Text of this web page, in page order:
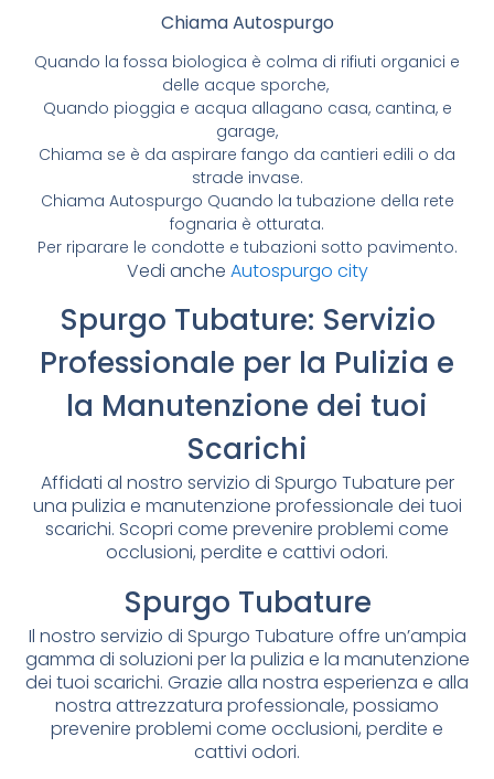
Chiama Autospurgo
Quando la fossa biologica è colma di rifiuti organici e
delle acque sporche,
Quando pioggia e acqua allagano casa, cantina, e
garage,
Chiama se è da aspirare fango da cantieri edili o da
strade invase.
Chiama Autospurgo Quando la tubazione della rete
fognaria è otturata.
Per riparare le condotte e tubazioni sotto pavimento.
Vedi anche Autospurgo city
Spurgo Tubature: Servizio
Professionale per la Pulizia e
la Manutenzione dei tuoi
Scarichi
Affidati al nostro servizio di Spurgo Tubature per
una pulizia e manutenzione professionale dei tuoi
scarichi. Scopri come prevenire problemi come
occlusioni, perdite e cattivi odori.
Spurgo Tubature
Il nostro servizio di Spurgo Tubature offre un’ampia
gamma di soluzioni per la pulizia e la manutenzione
dei tuoi scarichi. Grazie alla nostra esperienza e alla
nostra attrezzatura professionale, possiamo
prevenire problemi come occlusioni, perdite e
cattivi odori.